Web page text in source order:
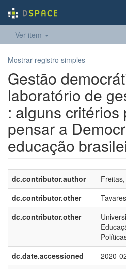
Ver item
Mostrar registro simples
Gestão
laboratório de
: alguns critérios
pensar a
educação
dc.contributor.author
dc.contributor.other
dc.contributor.other
dc.date.accessioned
2020-